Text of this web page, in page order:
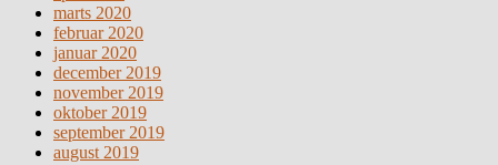
marts 2020
februar 2020
januar 2020
december 2019
november 2019
oktober 2019
september 2019
august 2019